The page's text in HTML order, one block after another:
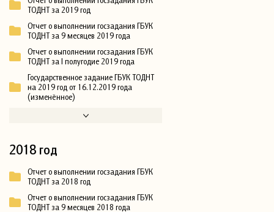
ТОДНТ за 2019 год
Отчет о выполнении госзадания ГБУК
ТОДНТ за 9 месяцев 2019 года
Отчет о выполнении госзадания ГБУК
ТОДНТ за I полугодие 2019 года
Государственное задание ГБУК ТОДНТ
на 2019 год от 16.12.2019 года
(изменённое)
2018 год
Отчет о выполнении госзадания ГБУК
ТОДНТ за 2018 год
Отчет о выполнении госзадания ГБУК
ТОДНТ за 9 месяцев 2018 года